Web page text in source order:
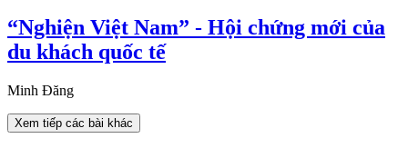
“Nghiện Việt Nam” - Hội chứng mới của
du khách quốc tế
Minh Đăng
Xem tiếp các bài khác